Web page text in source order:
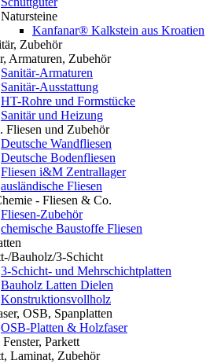
Natursteine
Kanfanar® Kalkstein aus Kroatien
Zubehör
Armaturen, Zubehör
Sanitär-Armaturen
Sanitär-Ausstattung
HT-Rohre und Formstücke
Sanitär und Heizung
Fliesen und Zubehör
Deutsche Wandfliesen
Deutsche Bodenfliesen
Fliesen i&M Zentrallager
ausländische Fliesen
- Fliesen & Co.
Fliesen-Zubehör
chemische Baustoffe Fliesen
Bauholz/3-Schicht
3-Schicht- und Mehrschichtplatten
Bauholz Latten Dielen
Konstruktionsvollholz
OSB, Spanplatten
OSB-Platten & Holzfaser
Parkett
Laminat, Zubehör